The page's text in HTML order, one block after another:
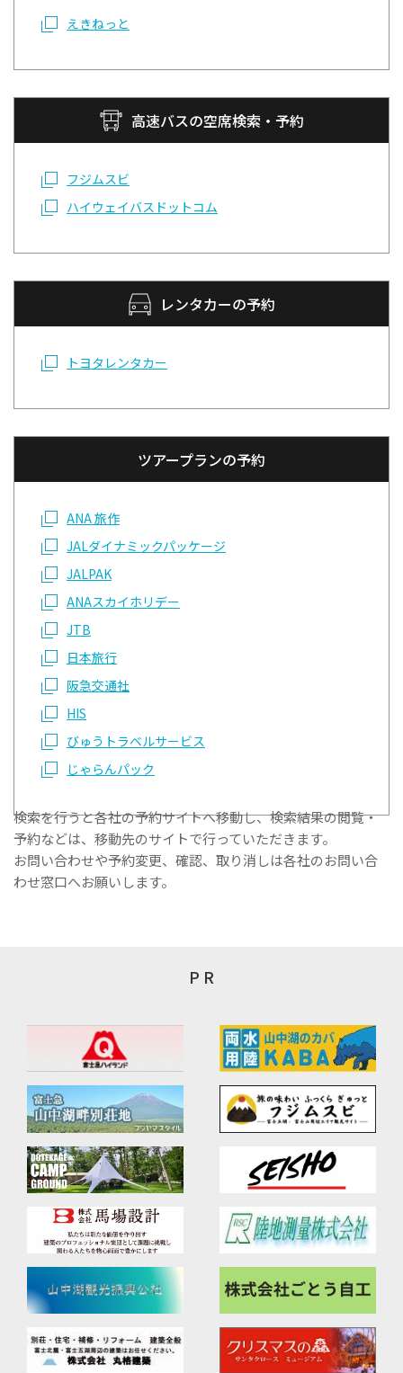
えきねっと
高速バスの空席検索・予約
フジムスビ
ハイウェイバスドットコム
レンタカーの予約
トヨタレンタカー
ツアープランの予約
ANA 旅作
JALダイナミックパッケージ
JALPAK
ANAスカイホリデー
JTB
日本旅行
阪急交通社
HIS
びゅうトラベルサービス
じゃらんパック
検索を行うと各社の予約サイトへ移動し、検索結果の閲覧・
予約などは、移動先のサイトで行っていただきます。
お問い合わせや予約変更、確認、取り消しは各社のお問い合
わせ窓口へお願いします。
P R